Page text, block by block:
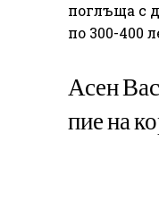
поглъща с
по 300-400
Асен
пие на